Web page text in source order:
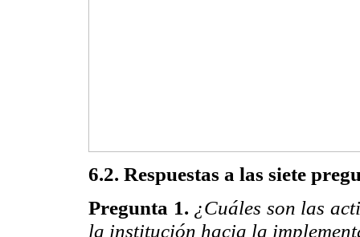
6.2. Respuestas a las siete
Pregunta 1. ¿Cuáles son las
la institución hacia la